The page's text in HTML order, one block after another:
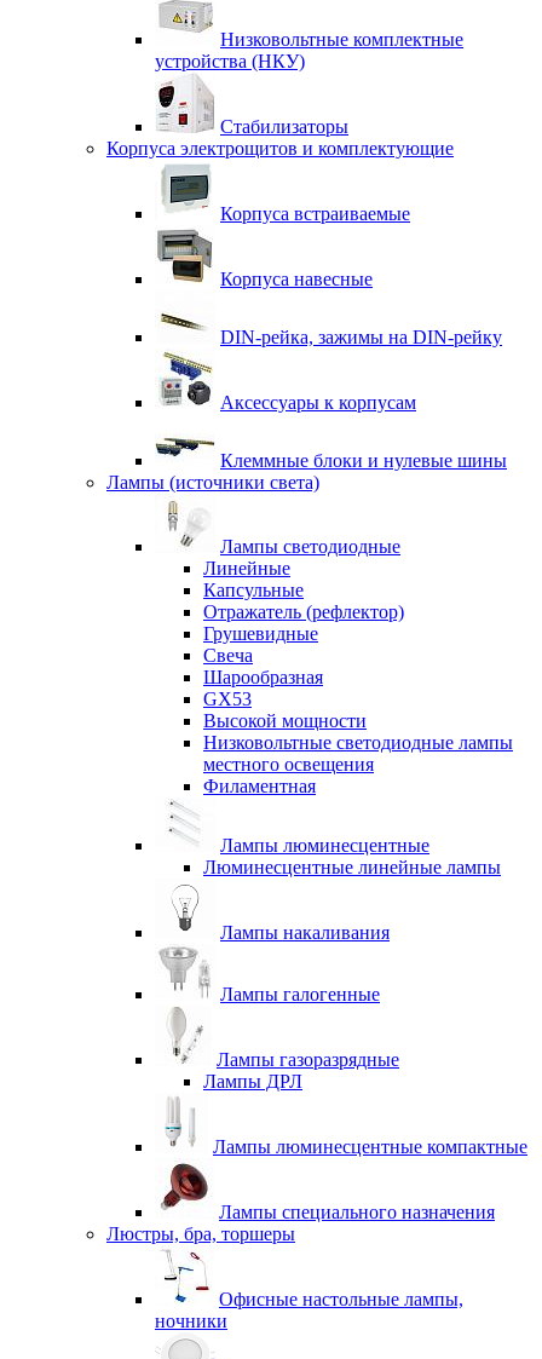
Низковольтные комплектные
устройства (НКУ)
Стабилизаторы
Корпуса электрощитов и комплектующие
Корпуса встраиваемые
Корпуса навесные
DIN-рейка, зажимы на DIN-рейку
Аксессуары к корпусам
Клеммные блоки и нулевые шины
Лампы (источники света)
Лампы светодиодные
Линейные
Капсульные
Отражатель (рефлектор)
Грушевидные
Свеча
Шарообразная
GX53
Высокой мощности
Низковольтные светодиодные лампы
местного освещения
Филаментная
Лампы люминесцентные
Люминесцентные линейные лампы
Лампы накаливания
Лампы галогенные
Лампы газоразрядные
Лампы ДРЛ
Лампы люминесцентные компактные
Лампы специального назначения
Люстры, бра, торшеры
Офисные настольные лампы,
ночники